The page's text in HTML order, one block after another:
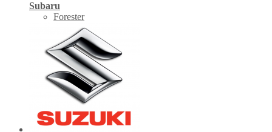
Subaru
Forester